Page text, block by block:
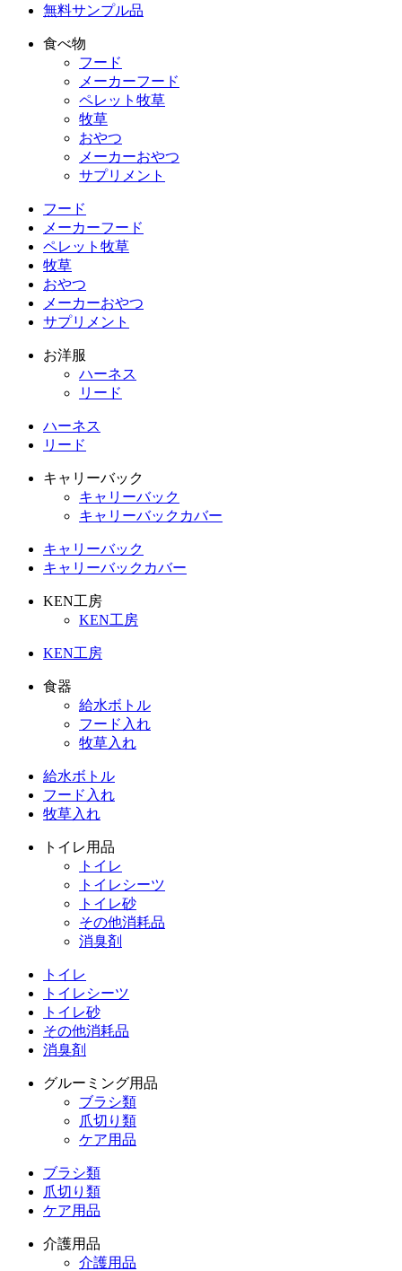
無料サンプル品
食べ物
フード
メーカーフード
ペレット牧草
牧草
おやつ
メーカーおやつ
サプリメント
フード
メーカーフード
ペレット牧草
牧草
おやつ
メーカーおやつ
サプリメント
お洋服
ハーネス
リード
ハーネス
リード
キャリーバック
キャリーバック
キャリーバックカバー
キャリーバック
キャリーバックカバー
KEN工房
KEN工房
KEN工房
食器
給水ボトル
フード入れ
牧草入れ
給水ボトル
フード入れ
牧草入れ
トイレ用品
トイレ
トイレシーツ
トイレ砂
その他消耗品
消臭剤
トイレ
トイレシーツ
トイレ砂
その他消耗品
消臭剤
グルーミング用品
ブラシ類
爪切り類
ケア用品
ブラシ類
爪切り類
ケア用品
介護用品
介護用品